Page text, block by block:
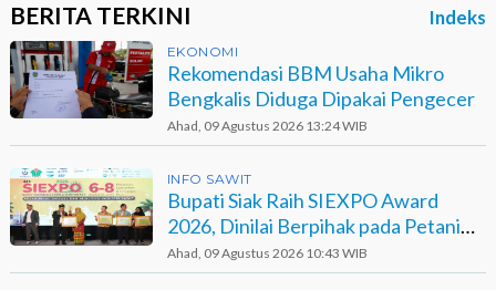
BERITA TERKINI Indeks
EKONOMI
Rekomendasi BBM Usaha Mikro
Bengkalis Diduga Dipakai Pengecer
Ahad, 09 Agustus 2026 13:24 WIB
INFO SAWIT
Bupati Siak Raih SIEXPO Award
2026, Dinilai Berpihak pada Petani
Sawit
Ahad, 09 Agustus 2026 10:43 WIB